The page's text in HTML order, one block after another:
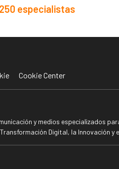
especialistas
Cookie Center
y medios especializados
Digital, la Innovación y